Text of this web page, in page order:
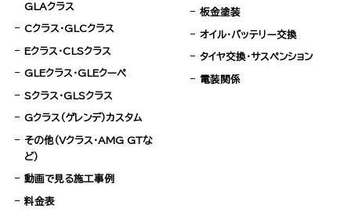
GLAクラス
Cクラス・GLCクラス
Eクラス・CLSクラス
GLEクラス・GLEクーペ
Sクラス・GLSクラス
Gクラス（ゲレンデ）カスタム
その他（Vクラス・AMG GTな
ど）
動画で見る施工事例
料金表
板金塗装
オイル・バッテリー交換
タイヤ交換・サスペンション
電装関係